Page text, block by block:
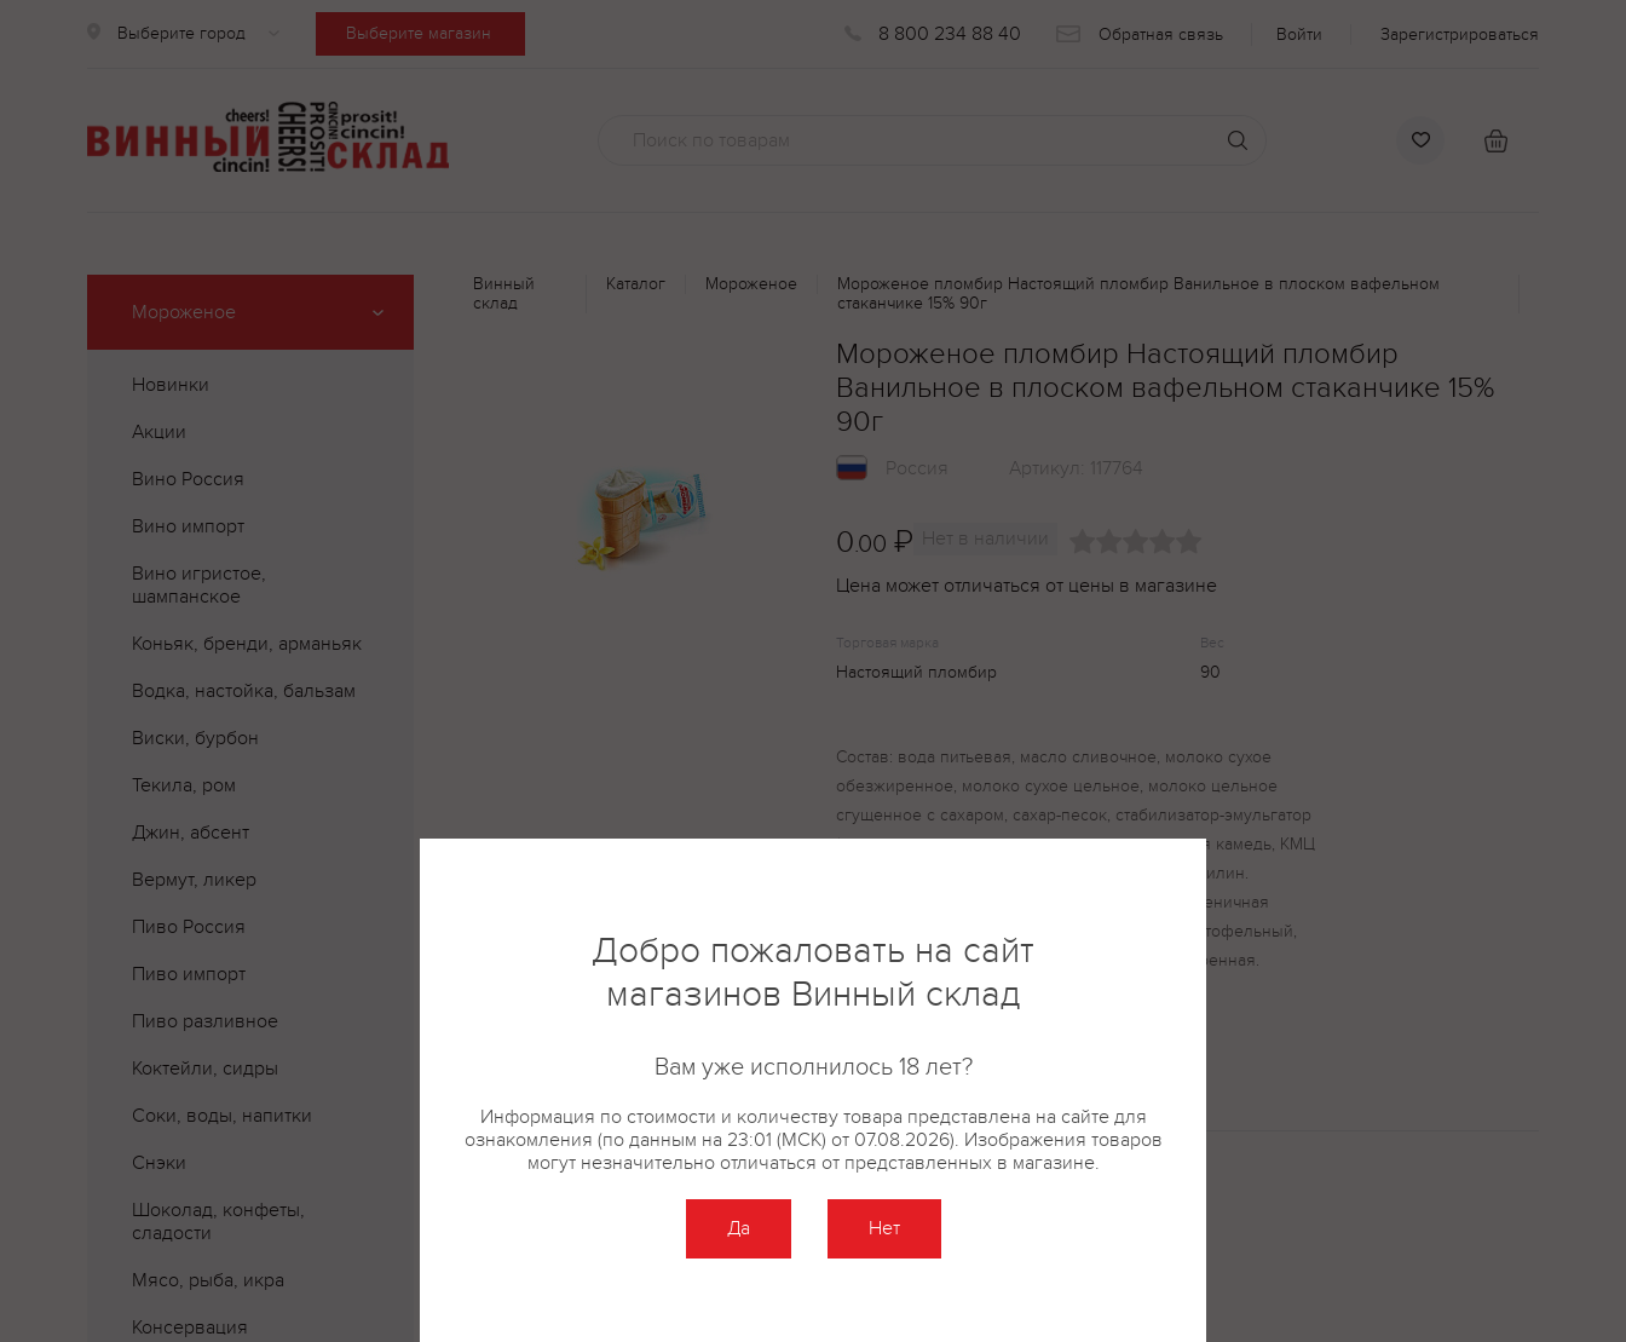
Выберите город Выберите магазин 8 800 234 88 40 Обратная связь Войти Зарегистрироваться
Мороженое
Новинки
Акции
Вино Россия
Вино импорт
Вино игристое,
шампанское
Коньяк, бренди, арманьяк
Водка, настойка, бальзам
Виски, бурбон
Текила, ром
Джин, абсент
Вермут, ликер
Пиво Россия
Пиво импорт
Пиво разливное
Коктейли, сидры
Соки, воды, напитки
Снэки
Шоколад, конфеты,
сладости
Мясо, рыба, икра
Консервация
Винный
склад
Каталог Мороженое
Мороженое пломбир Настоящий пломбир Ванильное в плоском вафельном
стаканчике 15% 90г
Мороженое пломбир Настоящий пломбир
Ванильное в плоском вафельном стаканчике 15%
90г
Россия Артикул: 117764
0.00 ₽ Нет в наличии
Цена может отличаться от цены в магазине
Торговая марка
Настоящий пломбир
Вес
90
Состав: вода питьевая, масло сливочное, молоко сухое
обезжиренное, молоко сухое цельное, молоко цельное
сгущенное с сахаром, сахар-песок, стабилизатор-эмульгатор
(моно- и диглицериды жирных кислот, гуаровая камедь, КМЦ
натриевая соль, каррагинан), ароматизатор ванилин.
Вафельный стаканчик: вода питьевая, мука пшеничная
хлебопекарная, масло кокосовое, крахмал картофельный,
эмульгатор лецитин, сода пищевая, соль поваренная.
Где купить?
Добро пожаловать на сайт
магазинов Винный склад
Вам уже исполнилось 18 лет?
Информация по стоимости и количеству товара представлена на сайте для
ознакомления (по данным на 23:01 (МСК) от 07.08.2026). Изображения товаров
могут незначительно отличаться от представленных в магазине.
Да Нет